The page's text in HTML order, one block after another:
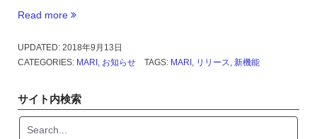
Read more “Mari
が
リ
ス
さ
UPDATED: 2018年9月13日
CATEGORIES: MARI , お知らせ TAGS: MARI , リリース, 新機能
サイト内検索